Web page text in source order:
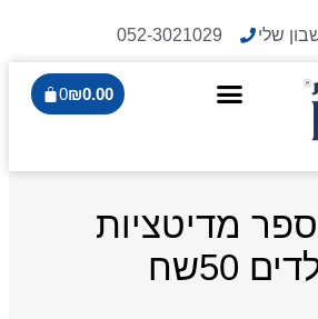
שלי 052-3021029
₪0.00
0
מדיטציות
50שח